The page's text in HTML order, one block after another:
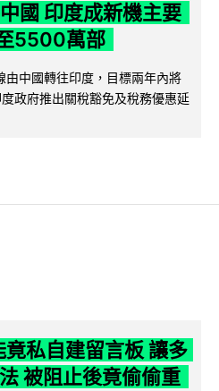
國 印度成新機主要
5500萬部
中國轉往印度，目標兩年內將
政府推出關稅豁免及稅務優惠延
私自建留言板 讓多
被阻止後竟偷偷重